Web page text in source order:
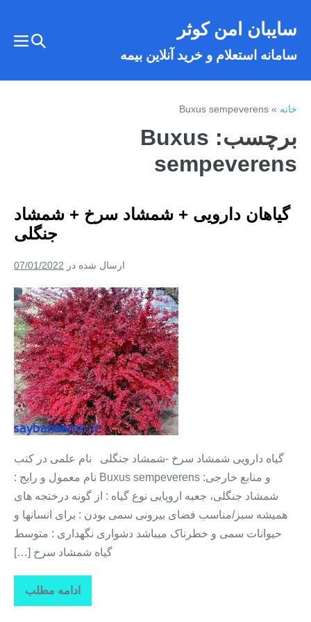
سایبان امن کوثر
سامانه استعلام و خرید آنلاین بیمه
تغییر
خانه»
Buxus sempeverens
برچسب: Buxus
sempeverens
گیاهان دارویی + شمشاد سرخ + شمشاد
جنگلی
ارسال شده در 07/01/2022
گیاهان
دارویی
+
شمشاد
سرخ
+
شمشاد
جنگلی
گیاه دارویی شمشاد سرخ -شمشاد جنگلی نام علمی در کتب
و منابع خارجی: Buxus sempeverens نام معمول و رایج :
شمشاد جنگلی، جعبه اروپایی نوع گیاه : از گونه درختجه های
همیشه سبز/مناسب فضای بیرونی سمی بودن : برای انسانها و
حیوانات سمی و خطرناک میباشد دشواری نگهداری : متوسط
گیاه شمشاد سرخ […]
ادامه مطلب
گیاهان
دارویی